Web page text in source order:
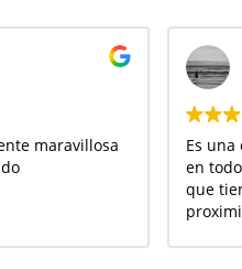
maravillosa
Es
en
que
familiares. Y el equipo, un